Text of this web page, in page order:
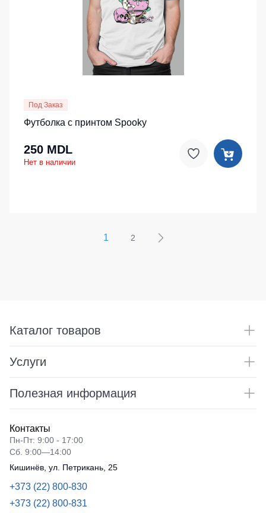
Под Заказ
Футболка с принтом Spooky
250 MDL
Нет в наличии
1 2
Каталог товаров
Услуги
Полезная информация
Контакты
Пн-Пт: 9:00 - 17:00
Сб. 9:00—14:00
Кишинёв, ул. Петрикань, 25
+373 (22) 800-830
+373 (22) 800-831